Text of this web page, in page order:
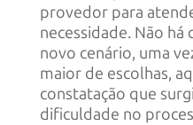
provedor para
necessidade. Não
novo cenário, uma
maior de escolhas,
constatação que
dificuldade no